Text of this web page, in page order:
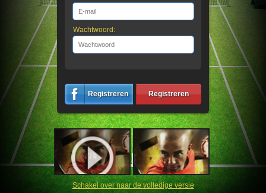
Wachtwoord:
Registreren Registreren
Schakel over naar de volledige versie